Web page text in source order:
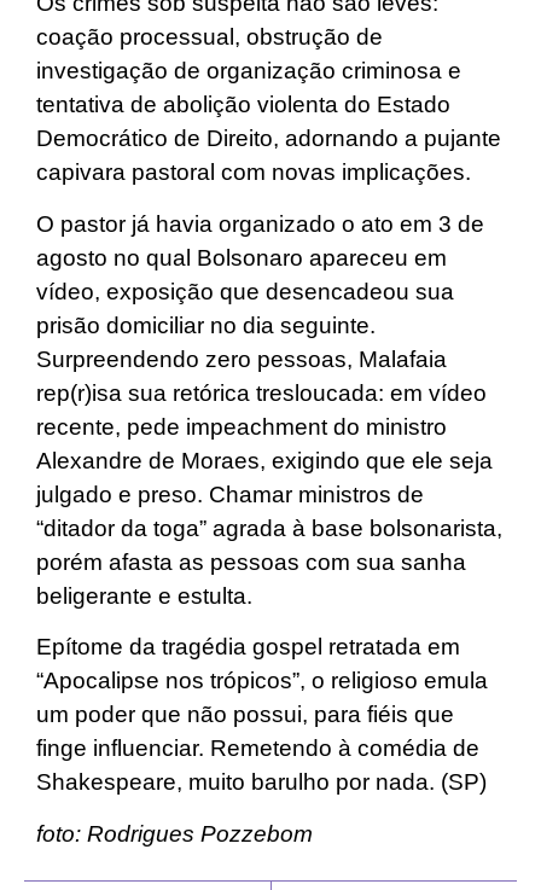
coação processual, obstrução de
investigação de organização criminosa e
tentativa de abolição violenta do Estado
Democrático de Direito, adornando a pujante
capivara pastoral com novas implicações.
O pastor já havia organizado o ato em 3 de
agosto no qual Bolsonaro apareceu em
vídeo, exposição que desencadeou sua
prisão domiciliar no dia seguinte.
Surpreendendo zero pessoas, Malafaia
rep(r)isa sua retórica tresloucada: em vídeo
recente, pede impeachment do ministro
Alexandre de Moraes, exigindo que ele seja
julgado e preso. Chamar ministros de
“ditador da toga” agrada à base bolsonarista,
porém afasta as pessoas com sua sanha
beligerante e estulta.
Epítome da tragédia gospel retratada em
“Apocalipse nos trópicos”, o religioso emula
um poder que não possui, para fiéis que
finge influenciar. Remetendo à comédia de
Shakespeare, muito barulho por nada. (SP)
foto: Rodrigues Pozzebom